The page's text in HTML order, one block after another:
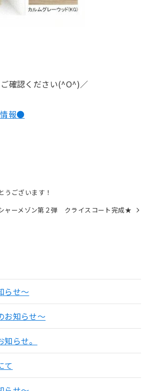
確認ください(^O^)／
報●
うございます！
ャーメゾン第２弾 クライスコート完成★
らせ～
お知らせ～
らせ。
て